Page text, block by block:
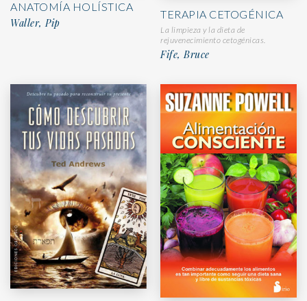
ANATOMÍA HOLÍSTICA
Waller, Pip
TERAPIA CETOGÉNICA
La limpieza y la dieta de
rejuvenecimiento cetogénicas.
Fife, Bruce